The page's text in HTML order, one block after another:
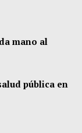
mano al
pública en